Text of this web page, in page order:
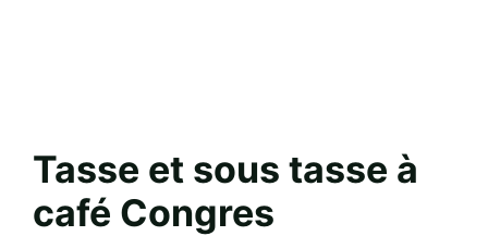
Tasse et sous tasse à
café Congres